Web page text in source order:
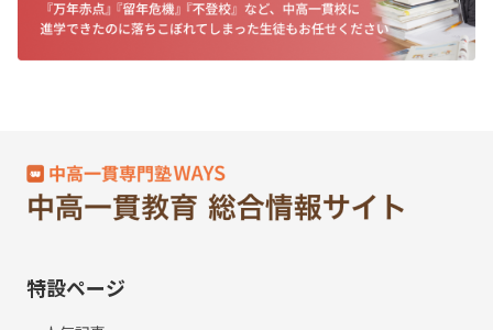
特設ページ